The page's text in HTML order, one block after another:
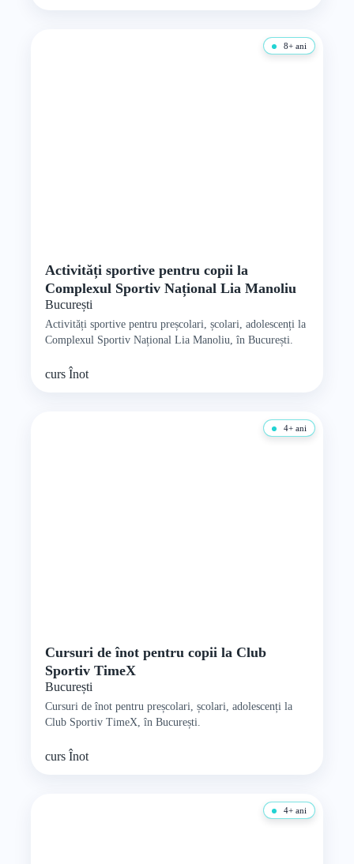
8+ ani
Activități sportive pentru copii la
Complexul Sportiv Național Lia Manoliu
București
Activități sportive pentru preșcolari, școlari, adolescenți la
Complexul Sportiv Național Lia Manoliu, în București.
curs Înot
4+ ani
Cursuri de înot pentru copii la Club
Sportiv TimeX
București
Cursuri de înot pentru preșcolari, școlari, adolescenți la
Club Sportiv TimeX, în București.
curs Înot
4+ ani